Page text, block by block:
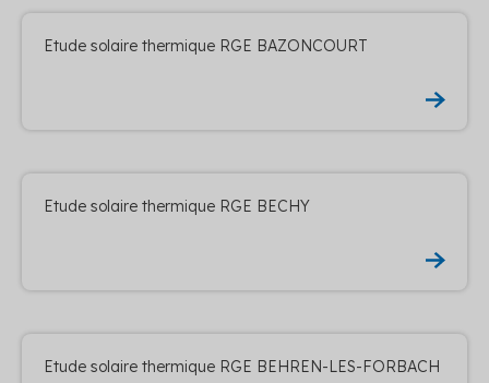
Etude solaire thermique RGE BAZONCOURT
Etude solaire thermique RGE BECHY
Etude solaire thermique RGE BEHREN-LES-FORBACH